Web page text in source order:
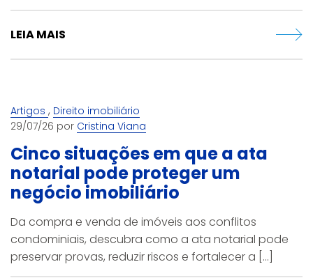
LEIA MAIS
Artigos , Direito imobiliário
29/07/26 por Cristina Viana
Cinco situações em que a ata
notarial pode proteger um
negócio imobiliário
Da compra e venda de imóveis aos conflitos
condominiais, descubra como a ata notarial pode
preservar provas, reduzir riscos e fortalecer a [...]